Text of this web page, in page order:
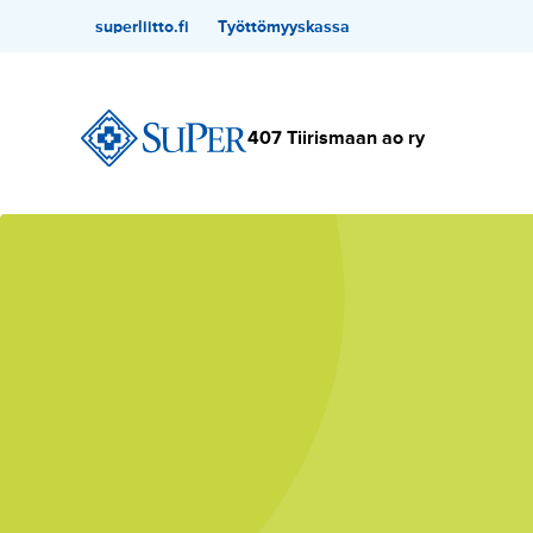
Toissijainen
superliitto.fi Työttömyyskassa
407 Tiirismaan ao ry